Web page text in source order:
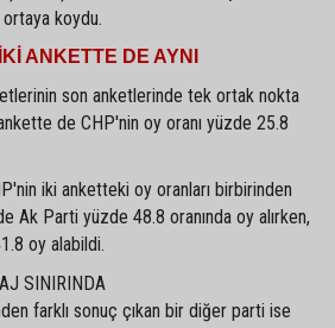
koydu.
ANKETTE DE AYNI
son anketlerinde tek ortak nokta
de CHP'nin oy oranı yüzde 25.8
iki anketteki oy oranları birbirinden
Ak Parti yüzde 48.8 oranında oy alırken,
oy alabildi.
SINIRINDA
farklı sonuç çıkan bir diğer parti ise